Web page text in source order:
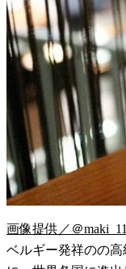
画像提供／＠
ベルギー発祥のの